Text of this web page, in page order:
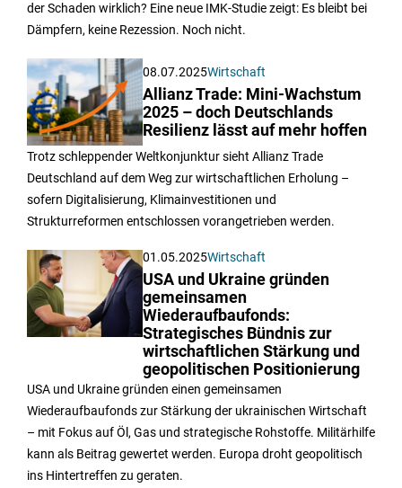
der Schaden wirklich? Eine neue IMK-Studie zeigt: Es bleibt bei
Dämpfern, keine Rezession. Noch nicht.
08.07.2025Wirtschaft
Allianz Trade: Mini-Wachstum
2025 – doch Deutschlands
Resilienz lässt auf mehr hoffen
Trotz schleppender Weltkonjunktur sieht Allianz Trade
Deutschland auf dem Weg zur wirtschaftlichen Erholung –
sofern Digitalisierung, Klimainvestitionen und
Strukturreformen entschlossen vorangetrieben werden.
01.05.2025Wirtschaft
USA und Ukraine gründen
gemeinsamen
Wiederaufbaufonds:
Strategisches Bündnis zur
wirtschaftlichen Stärkung und
geopolitischen Positionierung
USA und Ukraine gründen einen gemeinsamen
Wiederaufbaufonds zur Stärkung der ukrainischen Wirtschaft
– mit Fokus auf Öl, Gas und strategische Rohstoffe. Militärhilfe
kann als Beitrag gewertet werden. Europa droht geopolitisch
ins Hintertreffen zu geraten.